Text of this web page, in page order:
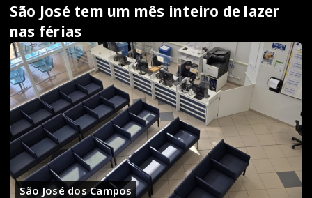
São José tem um mês inteiro de lazer
nas férias
São José dos Campos